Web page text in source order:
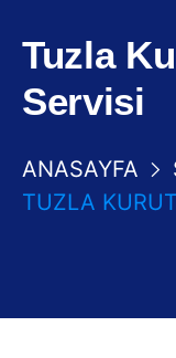
Tuzla
Servisi
ANASAYFA
TUZLA